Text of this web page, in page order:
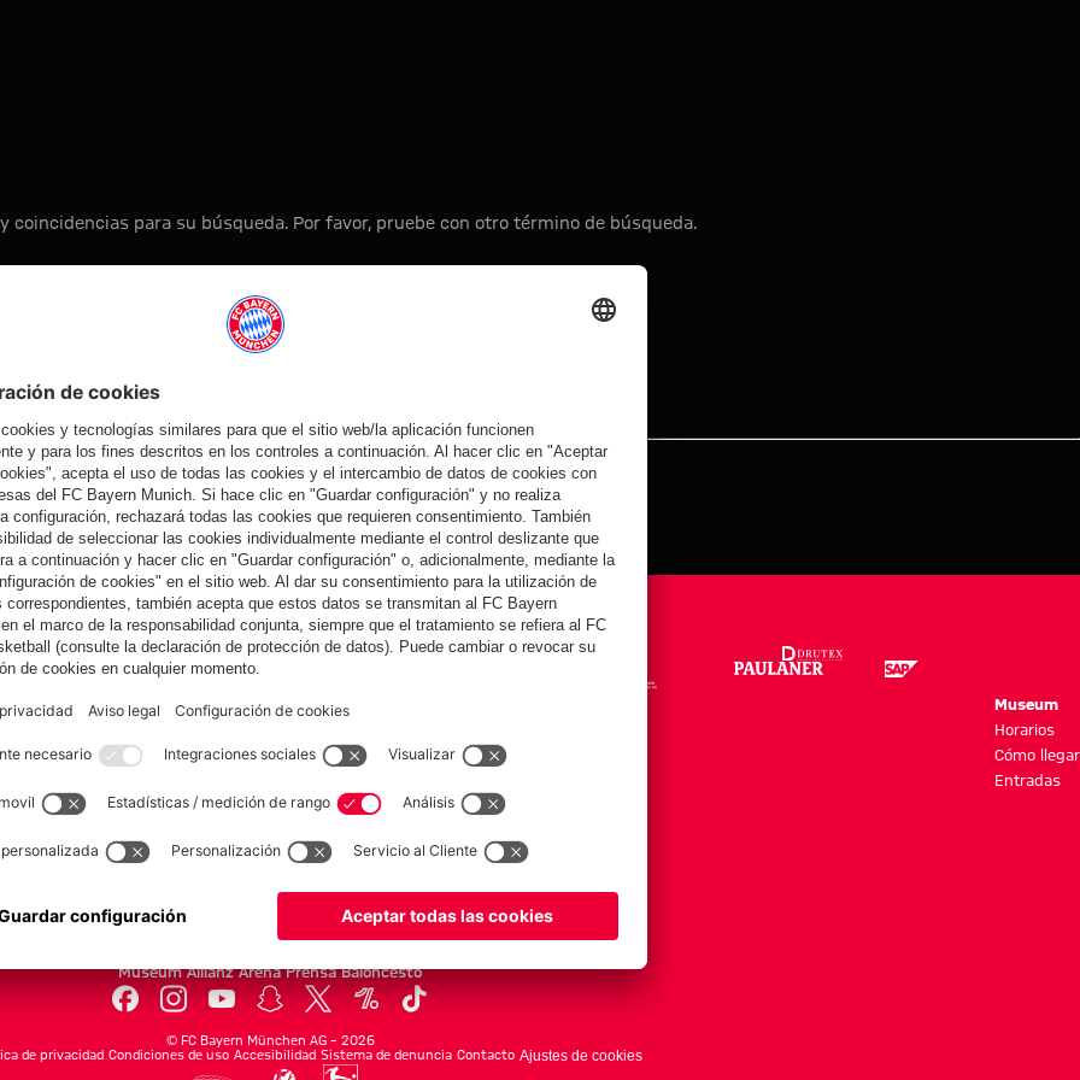
coincidencias para su búsqueda. Por favor, pruebe con otro término de búsqueda.
Colaborador
Moda
Nuevo
Museum
Horarios
Cómo llegar
Entradas
Museum Allianz Arena Prensa Baloncesto
© FC Bayern München AG – 2026
de privacidad Condiciones de uso Accesibilidad Sistema de denuncia Contacto Ajustes de cookies